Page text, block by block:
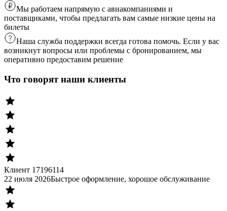
Мы работаем напрямую с авиакомпаниями и
поставщиками, чтобы предлагать вам самые низкие цены на
билеты
Наша служба поддержки всегда готова помочь. Если у вас
возникнут вопросы или проблемы с бронированием, мы
оперативно предоставим решение
Что говорят наши клиенты
Клиент 17196114
22 июля 2026Быстрое оформление, хорошое обслуживание